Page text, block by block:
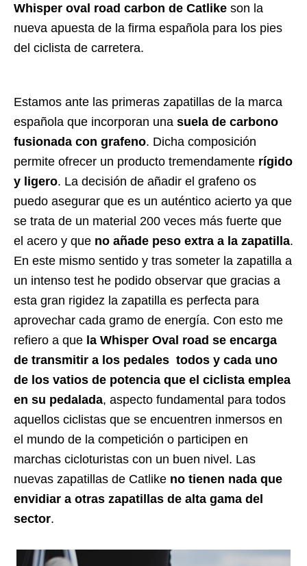
Whisper oval road carbon de Catlike son la
nueva apuesta de la firma española para los pies
del ciclista de carretera.
Estamos ante las primeras zapatillas de la marca
española que incorporan una suela de carbono
fusionada con grafeno. Dicha composición
permite ofrecer un producto tremendamente rígido
y ligero. La decisión de añadir el grafeno os
puedo asegurar que es un auténtico acierto ya que
se trata de un material 200 veces más fuerte que
el acero y que no añade peso extra a la zapatilla.
En este mismo sentido y tras someter la zapatilla a
un intenso test he podido observar que gracias a
esta gran rigidez la zapatilla es perfecta para
aprovechar cada gramo de energía. Con esto me
refiero a que la Whisper Oval road se encarga
de transmitir a los pedales todos y cada uno
de los vatios de potencia que el ciclista emplea
en su pedalada, aspecto fundamental para todos
aquellos ciclistas que se encuentren inmersos en
el mundo de la competición o participen en
marchas cicloturistas con un buen nivel. Las
nuevas zapatillas de Catlike no tienen nada que
envidiar a otras zapatillas de alta gama del
sector.